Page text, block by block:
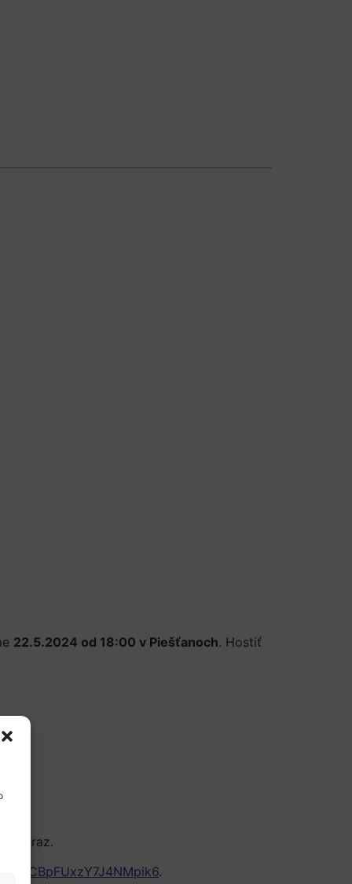
22.5.2024 od 18:00 v Piešťanoch. Hostiť
teraz.
CBpFUxzY7J4NMpik6.